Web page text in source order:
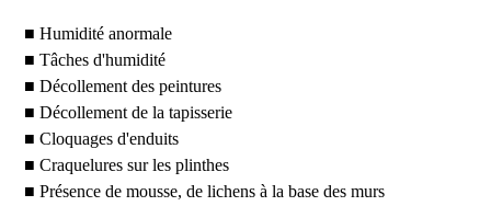
■ Humidité anormale
■ Tâches d'humidité
■ Décollement des peintures
■ Décollement de la tapisserie
■ Cloquages d'enduits
■ Craquelures sur les plinthes
■ Présence de mousse, de lichens à la base des murs